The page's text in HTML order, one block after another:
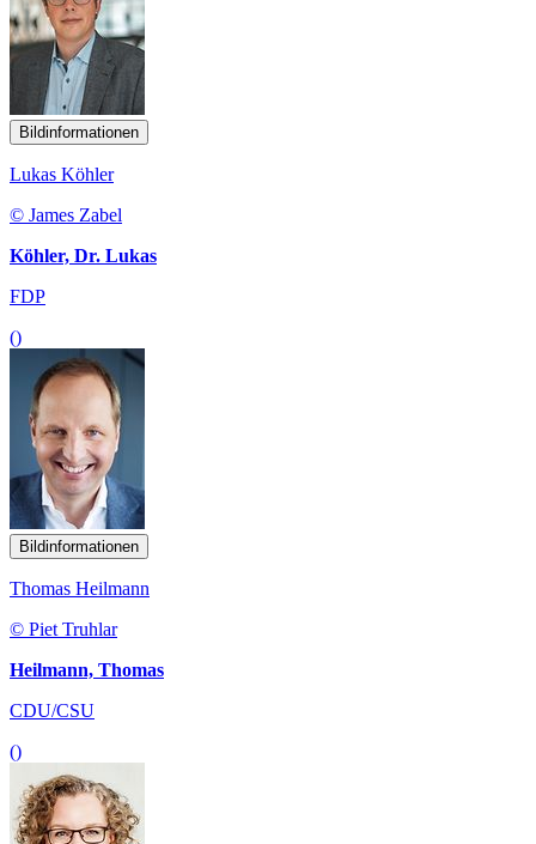
Bildinformationen
Lukas Köhler
© James Zabel
Köhler, Dr. Lukas
FDP
()
Bildinformationen
Thomas Heilmann
© Piet Truhlar
Heilmann, Thomas
CDU/CSU
()